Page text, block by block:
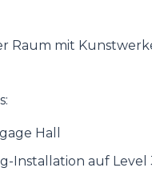
Raum mit
Hall
Installation auf Level